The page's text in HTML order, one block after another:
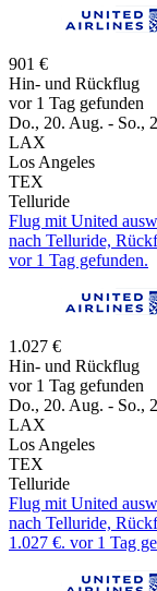
901 €
Hin- und Rückflug
vor 1 Tag gefunden
Do., 20. Aug. - So.,
LAX
Los Angeles
TEX
Telluride
Flug mit United
nach Telluride,
vor 1 Tag gefunden.
1.027 €
Hin- und Rückflug
vor 1 Tag gefunden
Do., 20. Aug. - So.,
LAX
Los Angeles
TEX
Telluride
Flug mit United
nach Telluride,
1.027 €. vor 1 Tag